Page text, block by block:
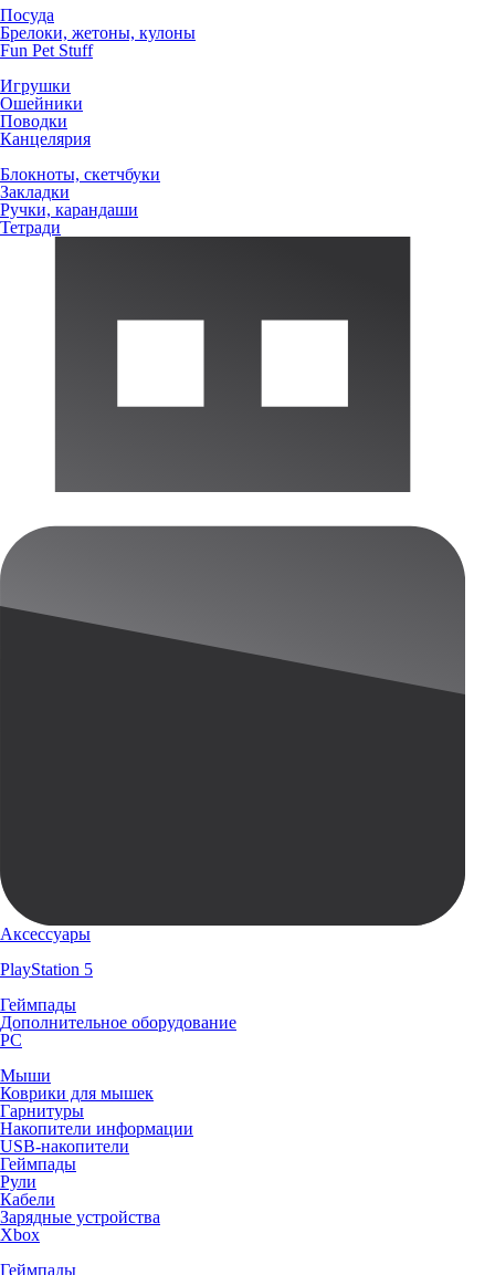
Посуда
Брелоки, жетоны, кулоны
Fun Pet Stuff
Игрушки
Ошейники
Поводки
Канцелярия
Блокноты, скетчбуки
Закладки
Ручки, карандаши
Тетради
Аксессуары
PlayStation 5
Геймпады
Дополнительное оборудование
PC
Мыши
Коврики для мышек
Гарнитуры
Накопители информации
USB-накопители
Геймпады
Рули
Кабели
Зарядные устройства
Xbox
Геймпады